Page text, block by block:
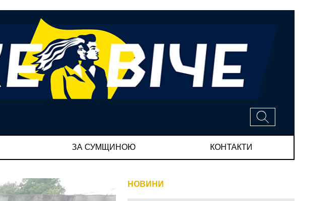
ЗА СУМЩИНОЮ КОНТАКТИ
НОВИНИ